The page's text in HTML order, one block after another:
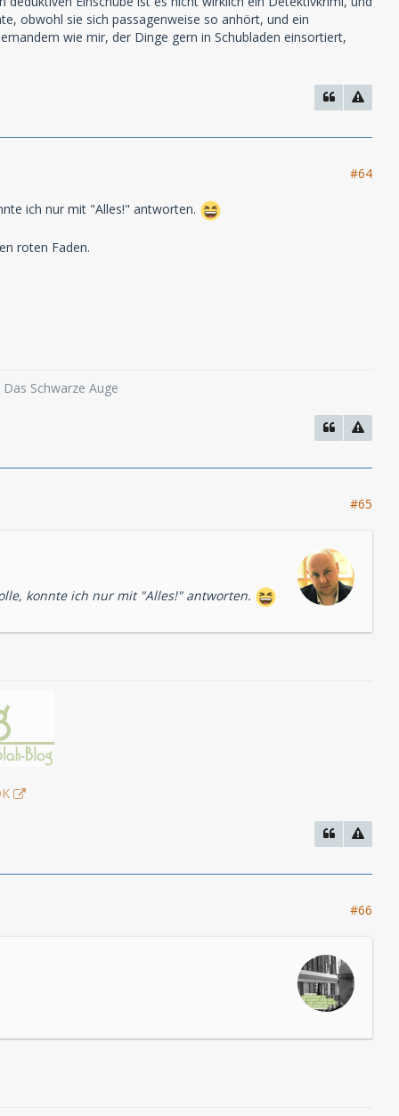
obwohl sie sich passagenweise so anhört, und ein
wie mir, der Dinge gern in Schubladen einsortiert,
#64
ich nur mit "Alles!" antworten.
roten Faden.
Schwarze Auge
#65
konnte ich nur mit "Alles!" antworten.
#66